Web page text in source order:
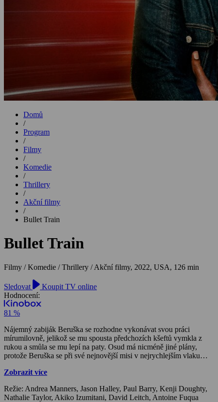
Domů
/
Program
/
Filmy
/
Komedie
/
Thrillery
/
Akční filmy
/
Bullet Train
Bullet Train
Filmy / Komedie / Thrillery / Akční filmy, 2022, USA, 126 min
Sledovat
Koupit TV online
Hodnocení:
81 %
Nájemný zabiják Beruška se rozhodne vykonávat svou práci
mírumilovně, jelikož se mu spousta předchozích kšeftů vymkla z
rukou a smůla se mu lepí na paty. Osud má nicméně jiné plány,
protože Beruška se při své nejnovější misi v nejrychlejším vlaku
vzájemně propojené, a zároveň protichůdné. Konec trati je pouze
Japonskem
Zobrazit více
Režie: Andrea Manners, Jason Halley, Paul Barry, Kenji Doughty,
Nathalie Taylor, Akiko Izumitani, David Leitch, Antoine Fuqua